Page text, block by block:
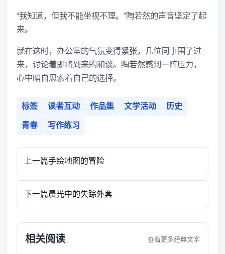
“我知道，但我不能坐视不理。”陶若然的声音坚定了起
来。
就在这时，办公室的气氛变得紧张，几位同事围了过
来，讨论着即将到来的和谈。陶若然感到一阵压力，
心中暗自思索着自己的选择。
标签 读者互动 作品集 文学活动 历史
青春 写作练习
上一篇手绘地图的冒险
下一篇晨光中的失踪外套
相关阅读 查看更多经典文学